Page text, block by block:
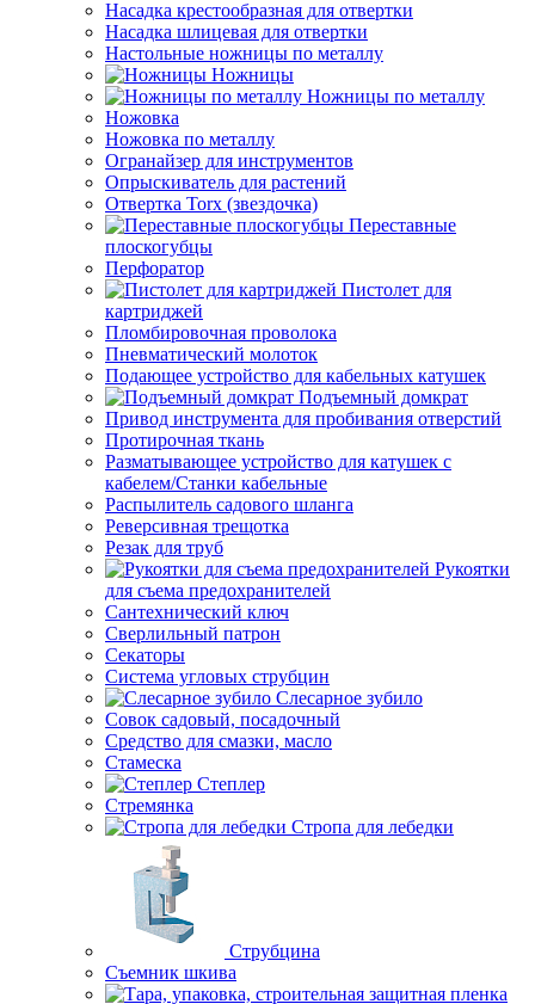
Насадка крестообразная для отвертки
Насадка шлицевая для отвертки
Настольные ножницы по металлу
Ножницы
Ножницы по металлу
Ножовка
Ножовка по металлу
Огранайзер для инструментов
Опрыскиватель для растений
Отвертка Torx (звездочка)
Переставные
плоскогубцы
Перфоратор
Пистолет для
картриджей
Пломбировочная проволока
Пневматический молоток
Подающее устройство для кабельных катушек
Подъемный домкрат
Привод инструмента для пробивания отверстий
Протирочная ткань
Разматывающее устройство для катушек с
кабелем/Станки кабельные
Распылитель садового шланга
Реверсивная трещотка
Резак для труб
Рукоятки
для съема предохранителей
Сантехнический ключ
Сверлильный патрон
Секаторы
Система угловых струбцин
Слесарное зубило
Совок садовый, посадочный
Средство для смазки, масло
Стамеска
Степлер
Стремянка
Стропа для лебедки
Струбцина
Съемник шкива